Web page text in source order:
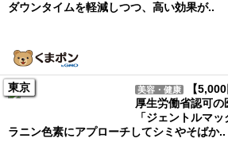
ダウンタイムを軽減しつつ、高い効果が..
東京
美容・健康
【
厚生労働省認可
「ジェントルマ
ラニン色素にアプローチしてシミやそばか..